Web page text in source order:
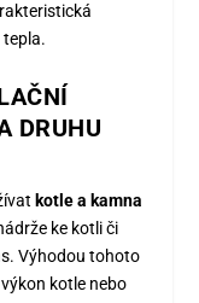
DRUHU
kotle a kamna
ke kotli či
Výhodou tohoto
kotle nebo